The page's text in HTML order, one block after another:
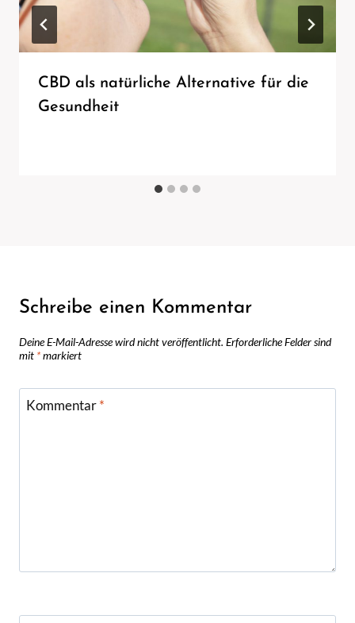
CBD als natürliche Alternative für die
Gesundheit
Schreibe einen Kommentar
Deine E-Mail-Adresse wird nicht veröffentlicht. Erforderliche Felder sind
mit *markiert
Kommentar*